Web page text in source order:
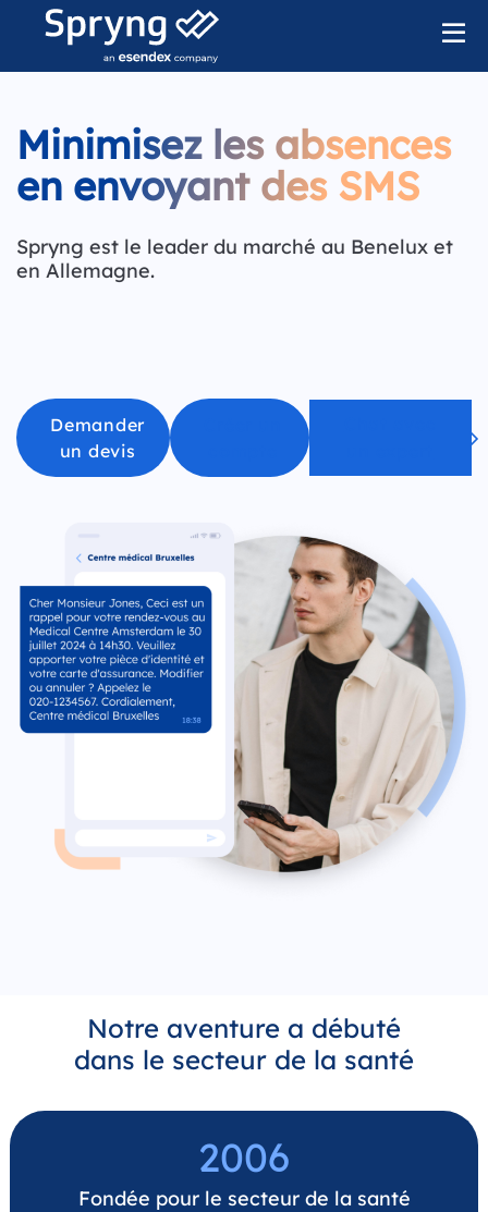
Minimisez les absences
en envoyant des SMS
Spryng est le leader du marché au Benelux et
en Allemagne.
Demander
un devis
Notre aventure a débuté
dans le secteur de la santé
2006
Fondée pour le secteur de la santé